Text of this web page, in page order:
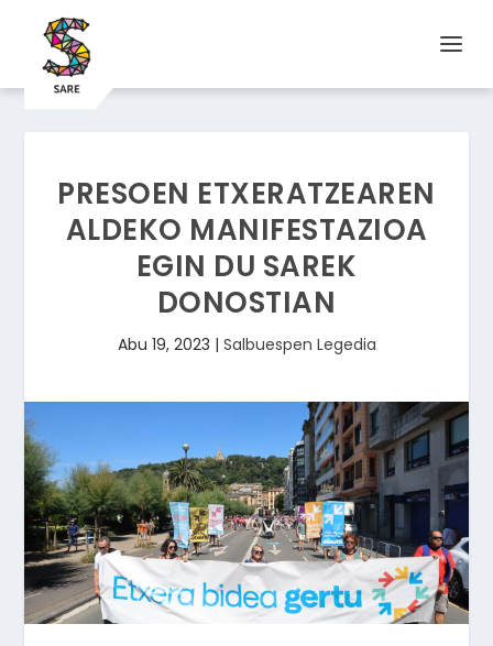
PRESOEN ETXERATZEAREN
ALDEKO MANIFESTAZIOA
EGIN DU SAREK
DONOSTIAN
Abu 19, 2023 | Salbuespen Legedia